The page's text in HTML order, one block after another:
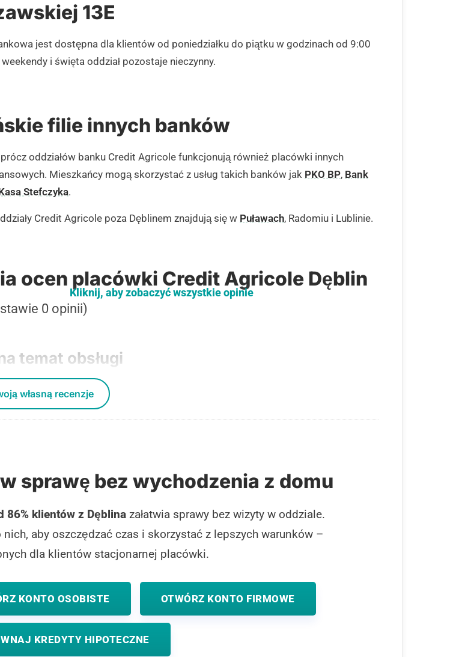
13E
jest dostępna dla klientów od poniedziałku do piątku w godzinach od 9:00
i święta oddział pozostaje nieczynny.
filie innych banków
oddziałów banku Credit Agricole funkcjonują również placówki innych
Mieszkańcy mogą skorzystać z usług takich banków jak PKO BP, Bank
Stefczyka.
Credit Agricole poza Dęblinem znajdują się w Puławach, Radomiu i Lublinie.
ocen placówki Credit Agricole Dęblin
0 opinii)
temat obsługi
Kliknij, aby zobaczyć wszystkie opinie
własną recenzje
sprawę bez wychodzenia z domu
86% klientów z Dęblina załatwia sprawy bez wizyty w oddziale.
nich, aby oszczędzać czas i skorzystać z lepszych warunków –
dla klientów stacjonarnej placówki.
KONTO OSOBISTE OTWÓRZ KONTO FIRMOWE
KREDYTY HIPOTECZNE